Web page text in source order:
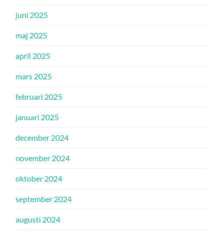
juni 2025
maj 2025
april 2025
mars 2025
februari 2025
januari 2025
december 2024
november 2024
oktober 2024
september 2024
augusti 2024